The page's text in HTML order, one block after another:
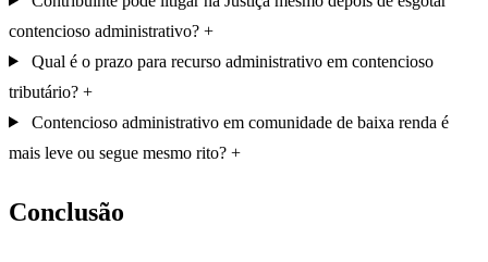
contencioso administrativo?
Qual é o prazo para recurso administrativo em contencioso
tributário?
Contencioso administrativo em comunidade de baixa renda é
mais leve ou segue mesmo rito?
Conclusão